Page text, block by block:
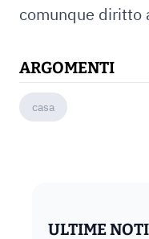
comunque diritto
ARGOMENTI
casa
ULTIME